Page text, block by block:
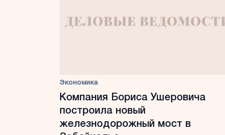
Экономика
Компания Бориса Ушеровича
построила новый
железнодорожный мост в